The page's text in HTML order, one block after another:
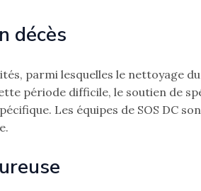
décès
parmi lesquelles le nettoyage du
période difficile, le soutien de
Les équipes de SOS DC